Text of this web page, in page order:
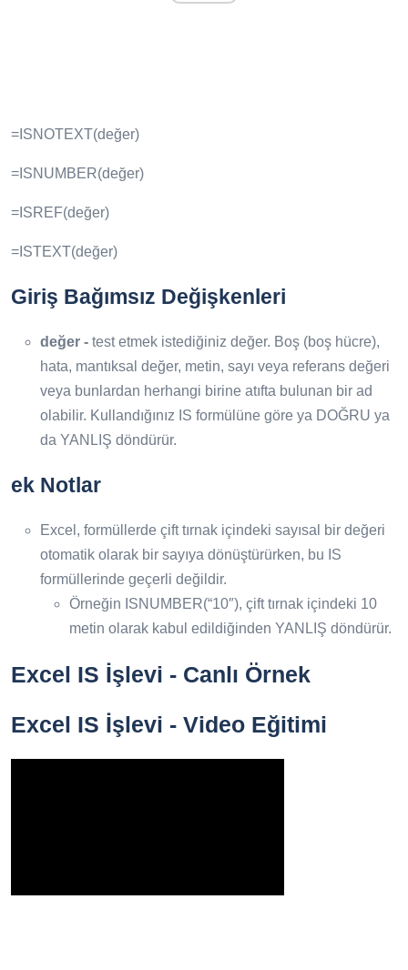
=ISNOTEXT(değer)
=ISNUMBER(değer)
=ISREF(değer)
=ISTEXT(değer)
Giriş Bağımsız Değişkenleri
değer - test etmek istediğiniz değer. Boş (boş hücre),
hata, mantıksal değer, metin, sayı veya referans değeri
veya bunlardan herhangi birine atıfta bulunan bir ad
olabilir. Kullandığınız IS formülüne göre ya DOĞRU ya
da YANLIŞ döndürür.
ek Notlar
Excel, formüllerde çift tırnak içindeki sayısal bir değeri
otomatik olarak bir sayıya dönüştürürken, bu IS
formüllerinde geçerli değildir.
Örneğin ISNUMBER(“10″), çift tırnak içindeki 10
metin olarak kabul edildiğinden YANLIŞ döndürür.
Excel IS İşlevi - Canlı Örnek
Excel IS İşlevi - Video Eğitimi